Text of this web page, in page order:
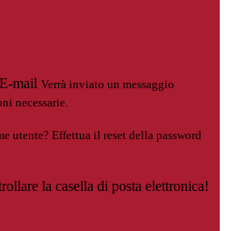
E-mail Verrà inviato un messaggio
necessarie.
utente? Effettua il reset della password
la casella di posta elettronica!